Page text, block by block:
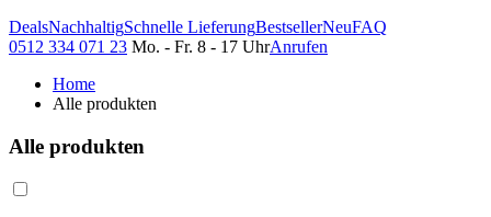
DealsNachhaltigSchnelle LieferungBestsellerNeuFAQ
0512 334 071 23 Mo. - Fr. 8 - 17 UhrAnrufen
Home
Alle produkten
Alle produkten